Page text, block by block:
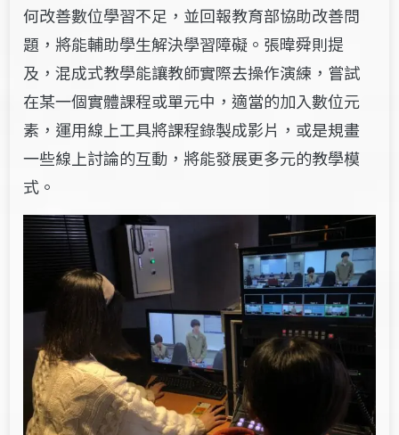
何改善數位學習不足，並回報教育部協助改善問
題，將能輔助學生解決學習障礙。張暐舜則提
及，混成式教學能讓教師實際去操作演練，嘗試
在某一個實體課程或單元中，適當的加入數位元
素，運用線上工具將課程錄製成影片，或是規畫
一些線上討論的互動，將能發展更多元的教學模
式。